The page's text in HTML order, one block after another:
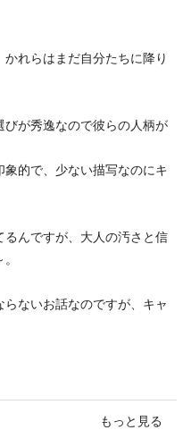
れらはまだ自分たちに降り
が秀逸なので彼らの人柄が
的で、少ない描写なのにキ
んですが、大人の汚さと信
ないお話なのですが、キャ
もっと見る